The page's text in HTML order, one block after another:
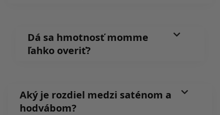
Dá sa hmotnosť momme
ľahko overiť?
Aký je rozdiel medzi saténom a
hodvábom?